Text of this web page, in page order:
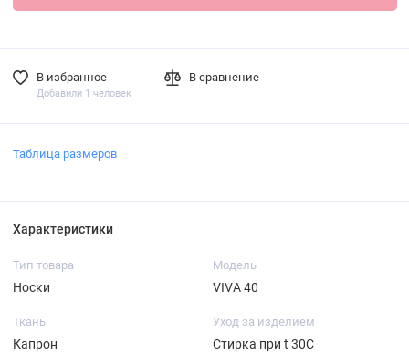
В избранное
Добавили 1 человек
В сравнение
Таблица размеров
Характеристики
Тип товара
Носки
Модель
VIVA 40
Ткань
Капрон
Уход за изделием
Стирка при t 30С